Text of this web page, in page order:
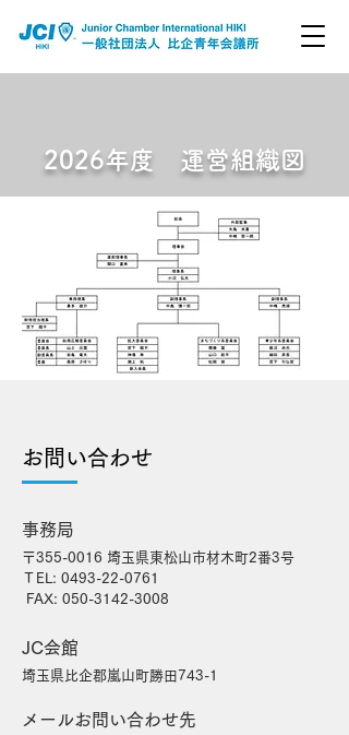
2026年度 運営組織図
​お問い合わせ
事務局
〒355-0016 埼玉県東松山市材木町2番3号
ＴEL: 0493-22-0​761
FAX: 050-3142-3008
JC会館
埼玉県比企郡嵐山町勝田743-1
メールお問い合わせ先